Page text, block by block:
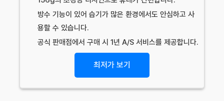
방수 기능이 있어 습기가 많은 환경에서도 안심하고 사
용할 수 있습니다.
공식 판매점에서 구매 시 1년 A/S 서비스를 제공합니다.
최저가 보기